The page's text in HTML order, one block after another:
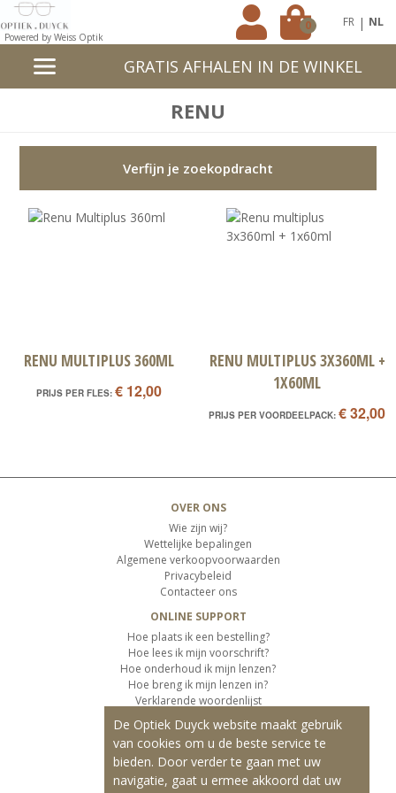
Powered by Weiss Optik
0 FR | NL
GRATIS AFHALEN IN DE WINKEL
RENU
Verfijn je zoekopdracht
RENU MULTIPLUS 360ML
PRIJS PER FLES: € 12,00
RENU MULTIPLUS 3X360ML +
1X60ML
PRIJS PER VOORDEELPACK: € 32,00
OVER ONS
Wie zijn wij?
Wettelijke bepalingen
Algemene verkoopvoorwaarden
Privacybeleid
Contacteer ons
ONLINE SUPPORT
Hoe plaats ik een bestelling?
Hoe lees ik mijn voorschrift?
Hoe onderhoud ik mijn lenzen?
Hoe breng ik mijn lenzen in?
Verklarende woordenlijst
KLANTENSERVICE
Informatie over de levering
Informatie over de betaling
Retourvoorwaarden
De Optiek Duyck website maakt gebruik
van cookies om u de beste service te
bieden. Door verder te gaan met uw
navigatie, gaat u ermee akkoord dat uw